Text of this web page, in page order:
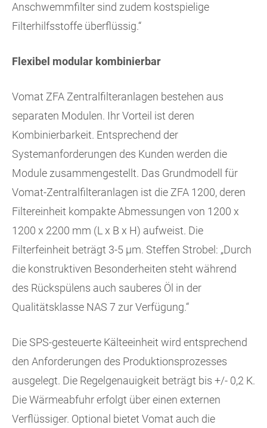
Anschwemmfilter sind zudem kostspielige
Filterhilfsstoffe überflüssig.“
Flexibel modular kombinierbar
Vomat ZFA Zentralfilteranlagen bestehen aus
separaten Modulen. Ihr Vorteil ist deren
Kombinierbarkeit. Entsprechend der
Systemanforderungen des Kunden werden die
Module zusammengestellt. Das Grundmodell für
Vomat-Zentralfilteranlagen ist die ZFA 1200, deren
Filtereinheit kompakte Abmessungen von 1200 x
1200 x 2200 mm (L x B x H) aufweist. Die
Filterfeinheit beträgt 3-5 µm. Steffen Strobel: „Durch
die konstruktiven Besonderheiten steht während
des Rückspülens auch sauberes Öl in der
Qualitätsklasse NAS 7 zur Verfügung.“
Die SPS-gesteuerte Kälteeinheit wird entsprechend
den Anforderungen des Produktionsprozesses
ausgelegt. Die Regelgenauigkeit beträgt bis +/- 0,2 K.
Die Wärmeabfuhr erfolgt über einen externen
Verflüssiger. Optional bietet Vomat auch die